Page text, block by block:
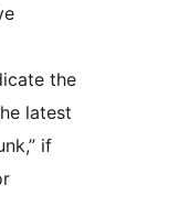
the
latest
if